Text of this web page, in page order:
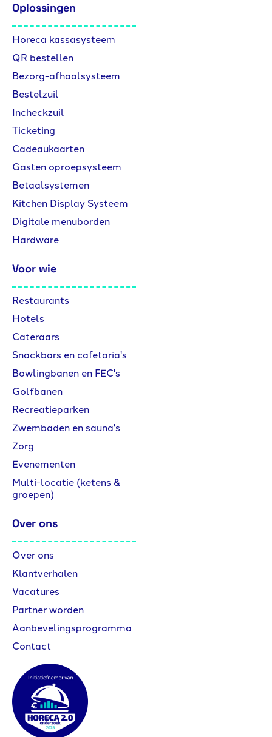
Oplossingen
Horeca kassasysteem
QR bestellen
Bezorg-afhaalsysteem
Bestelzuil
Incheckzuil
Ticketing
Cadeaukaarten
Gasten oproepsysteem
Betaalsystemen
Kitchen Display Systeem
Digitale menuborden
Hardware
Voor wie
Restaurants
Hotels
Cateraars
Snackbars en cafetaria's
Bowlingbanen en FEC's
Golfbanen
Recreatieparken
Zwembaden en sauna's
Zorg
Evenementen
Multi-locatie (ketens &
groepen)
Over ons
Over ons
Klantverhalen
Vacatures
Partner worden
Aanbevelingsprogramma
Contact